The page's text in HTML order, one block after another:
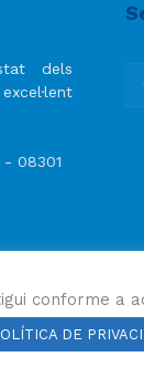
dels
- 08301
conforme a
DE